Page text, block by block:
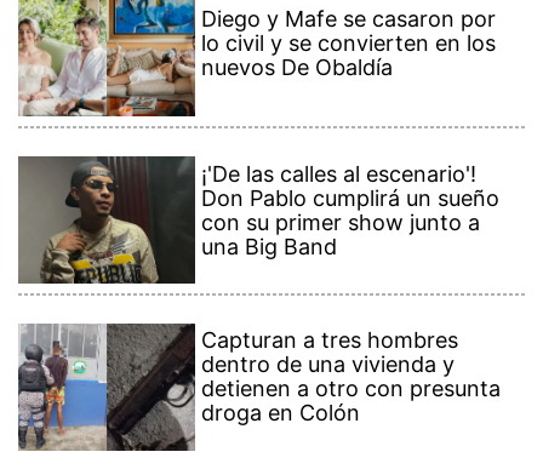
Diego y Mafe se casaron por
lo civil y se convierten en los
nuevos De Obaldía
¡'De las calles al escenario'!
Don Pablo cumplirá un sueño
con su primer show junto a
una Big Band
Capturan a tres hombres
dentro de una vivienda y
detienen a otro con presunta
droga en Colón